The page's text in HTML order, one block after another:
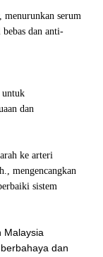
menurunkan serum
dan anti-
untuk
dan
ke arteri
mengencangkan
sistem
Malaysia
dan